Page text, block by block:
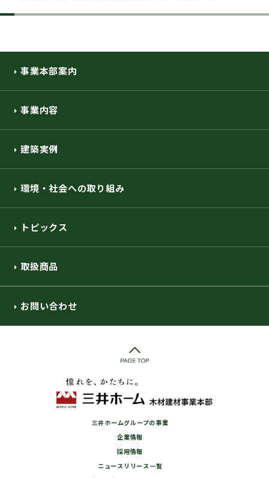
事業本部案内
事業内容
建築実例
環境・社会への取り組み
トピックス
取扱商品
お問い合わせ
三井ホームグループの事業
企業情報
採用情報
ニュースリリース一覧